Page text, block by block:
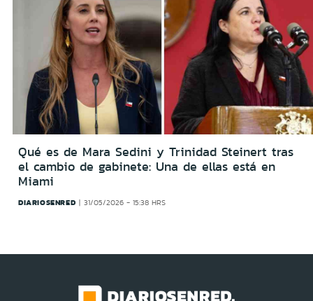
Qué es de Mara Sedini y Trinidad Steinert tras
el cambio de gabinete: Una de ellas está en
Miami
DIARIOSENRED 31/05/2026 - 15:38 HRS